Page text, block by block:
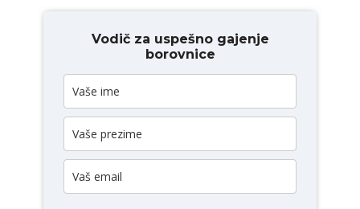
Vodič za uspešno gajenje
borovnice